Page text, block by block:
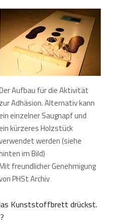
Aufbau für die Aktivität
zur Adhäsion. Alternativ kann
einzelner Saugnapf und
kürzeres Holzstück
werden (siehe
im Bild)
freundlicher Genehmigung
PHSt Archiv
Kunststoffbrett drückst.